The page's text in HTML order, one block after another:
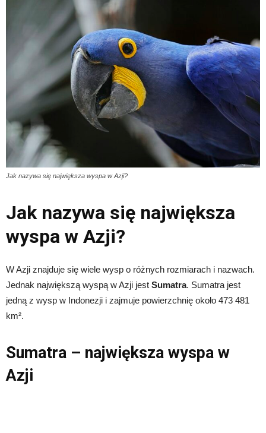
Jak nazywa się największa wyspa w Azji?
Jak nazywa się największa
wyspa w Azji?
W Azji znajduje się wiele wysp o różnych rozmiarach i nazwach.
Jednak największą wyspą w Azji jest Sumatra. Sumatra jest
jedną z wysp w Indonezji i zajmuje powierzchnię około 473 481
km².
Sumatra – największa wyspa w
Azji